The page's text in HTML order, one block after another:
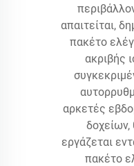
απαιτείται,
πακέτο
ακριβής
αρκετές
δοχείων,
εργάζεται
πακέτο